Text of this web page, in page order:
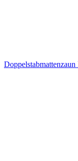
Doppelstabmattenzaun